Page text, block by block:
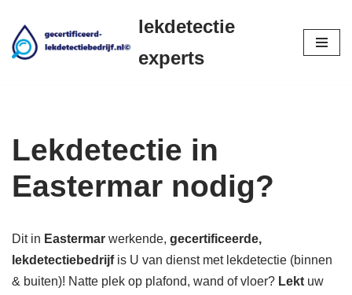
Ga
lekdetectie
experts
Lekdetectie in
Eastermar nodig?
Dit in Eastermar werkende, gecertificeerde,
lekdetectiebedrijf is U van dienst met lekdetectie (binnen
& buiten)! Natte plek op plafond, wand of vloer? Lekt uw